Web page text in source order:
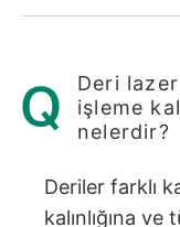
Deri
işleme
nelerdir?
Deriler farklı
kalınlığına